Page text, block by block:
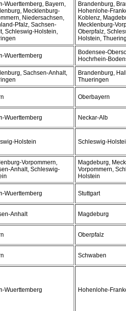
Wuerttemberg, Bayern,
Mecklenburg-
Niedersachsen,
Pfalz, Sachsen-
Schleswig-Holstein,
Brandenburg,
Hohenlohe-
Koblenz,
Mecklenburg-
Oberpfalz,
Holstein,
Wuerttemberg
Bodensee-
Hochrhein-
Sachsen-Anhalt,
Brandenburg,
Thueringen
Oberbayern
Wuerttemberg Neckar-Alb
Holstein Schleswig-
Vorpommern,
Anhalt, Schleswig-
Magdeburg,
Vorpommern,
Holstein
Wuerttemberg Stuttgart
Anhalt Magdeburg
Oberpfalz
Schwaben
Wuerttemberg Hohenlohe-